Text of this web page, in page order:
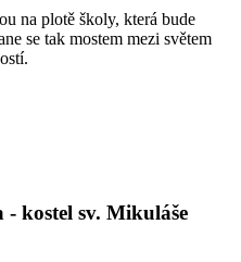
na plotě školy, která bude
se tak mostem mezi světem
kostel sv. Mikuláše